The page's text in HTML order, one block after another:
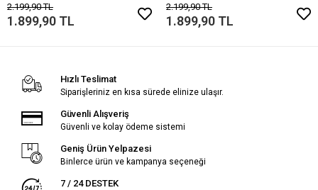
2.199,90 TL
1.899,90 TL
2.199,90 TL
1.899,90 TL
Hızlı Teslimat
Siparişleriniz en kısa sürede elinize ulaşır.
Güvenli Alışveriş
Güvenli ve kolay ödeme sistemi
Geniş Ürün Yelpazesi
Binlerce ürün ve kampanya seçeneği
7 / 24 DESTEK